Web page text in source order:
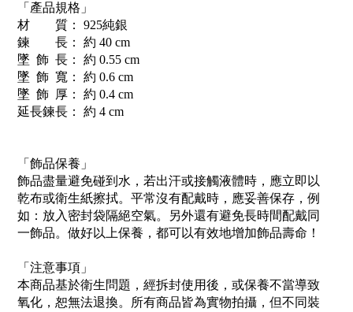
「產品規格」
材 質： 925純銀
鍊 長： 約 40 cm
墜 飾 長： 約 0.55 cm
墜 飾 寬： 約 0.6 cm
墜 飾 厚： 約 0.4 cm
延長鍊長： 約 4 cm
「飾品保養」
飾品盡量避免碰到水，若出汗或接觸液體時，應立即以
乾布或衛生紙擦拭。平常沒有配戴時，應妥善保存，例
如：放入密封袋隔絕空氣。另外還有避免長時間配戴同
一飾品。做好以上保養，都可以有效地增加飾品壽命！
「注意事項」
本商品基於衛生問題，經拆封使用後，或保養不當導致
氧化，恕無法退換。所有商品皆為實物拍攝，但不同裝